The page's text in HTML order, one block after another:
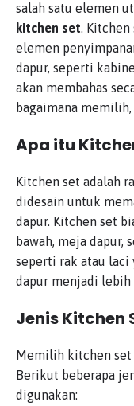
salah satu elemen
kitchen set. Kitchen
elemen
dapur, seperti
akan membahas
bagaimana
Apa itu
Kitchen set adalah
didesain untuk
dapur. Kitchen set
bawah, meja dapur,
seperti rak atau laci
dapur menjadi lebih
Jenis Kitchen
Memilih kitchen
Berikut beberapa
digunakan: